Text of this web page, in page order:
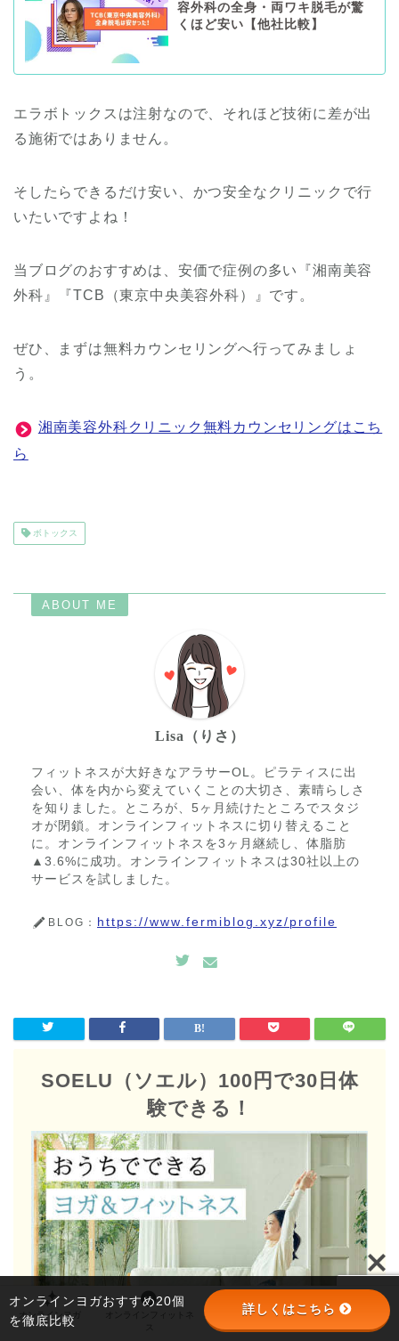
容外科の全身・両ワキ脱毛が驚
くほど安い【他社比較】
エラボトックスは注射なので、それほど技術に差が出
る施術ではありません。
そしたらできるだけ安い、かつ安全なクリニックで行
いたいですよね！
当ブログのおすすめは、安価で症例の多い『湘南美容
外科』『TCB（東京中央美容外科）』です。
ぜひ、まずは無料カウンセリングへ行ってみましょ
う。
湘南美容外科クリニック無料カウンセリングはこち
ら
ボトックス
ABOUT ME
Lisa（りさ）
フィットネスが大好きなアラサーOL。ピラティスに出
会い、体を内から変えていくことの大切さ、素晴らしさ
を知りました。ところが、5ヶ月続けたところでスタジ
オが閉鎖。オンラインフィットネスに切り替えること
に。オンラインフィットネスを3ヶ月継続し、体脂肪
▲3.6%に成功。オンラインフィットネスは30社以上の
サービスを試しました。
BLOG： https://www.fermiblog.xyz/profile
SOELU（ソエル）100円で30日体
験できる！
オンラインヨガ オンラインパーソナル パーソナルジム
オンラインヨガおすすめ20個
を徹底比較
詳しくはこちら